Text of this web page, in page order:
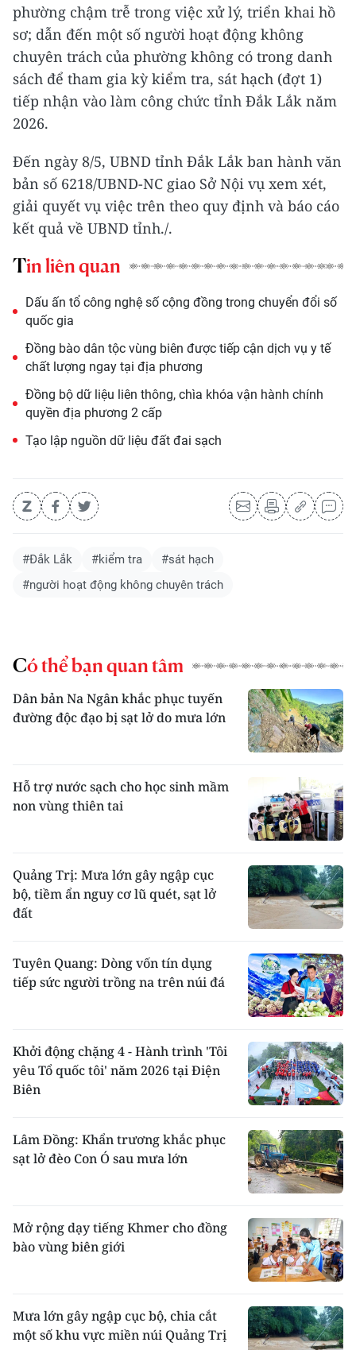
phường chậm trễ trong việc xử lý, triển khai hồ
sơ; dẫn đến một số người hoạt động không
chuyên trách của phường không có trong danh
sách để tham gia kỳ kiểm tra, sát hạch (đợt 1)
tiếp nhận vào làm công chức tỉnh Đắk Lắk năm
2026.
Đến ngày 8/5, UBND tỉnh Đắk Lắk ban hành văn
bản số 6218/UBND-NC giao Sở Nội vụ xem xét,
giải quyết vụ việc trên theo quy định và báo cáo
kết quả về UBND tỉnh./.
Tin liên quan
Dấu ấn tổ công nghệ số cộng đồng trong chuyển đổi số
quốc gia
Đồng bào dân tộc vùng biên được tiếp cận dịch vụ y tế
chất lượng ngay tại địa phương
Đồng bộ dữ liệu liên thông, chìa khóa vận hành chính
quyền địa phương 2 cấp
Tạo lập nguồn dữ liệu đất đai sạch
#Đắk Lắk #kiểm tra
#sát hạch
#người hoạt động không chuyên trách
Có thể bạn quan tâm
Dân bản Na Ngân khắc phục tuyến
đường độc đạo bị sạt lở do mưa lớn
Hỗ trợ nước sạch cho học sinh mầm
non vùng thiên tai
Quảng Trị: Mưa lớn gây ngập cục
bộ, tiềm ẩn nguy cơ lũ quét, sạt lở
đất
Tuyên Quang: Dòng vốn tín dụng
tiếp sức người trồng na trên núi đá
Khởi động chặng 4 - Hành trình 'Tôi
yêu Tổ quốc tôi' năm 2026 tại Điện
Biên
Lâm Đồng: Khẩn trương khắc phục
sạt lở đèo Con Ó sau mưa lớn
Mở rộng dạy tiếng Khmer cho đồng
bào vùng biên giới
Mưa lớn gây ngập cục bộ, chia cắt
một số khu vực miền núi Quảng Trị